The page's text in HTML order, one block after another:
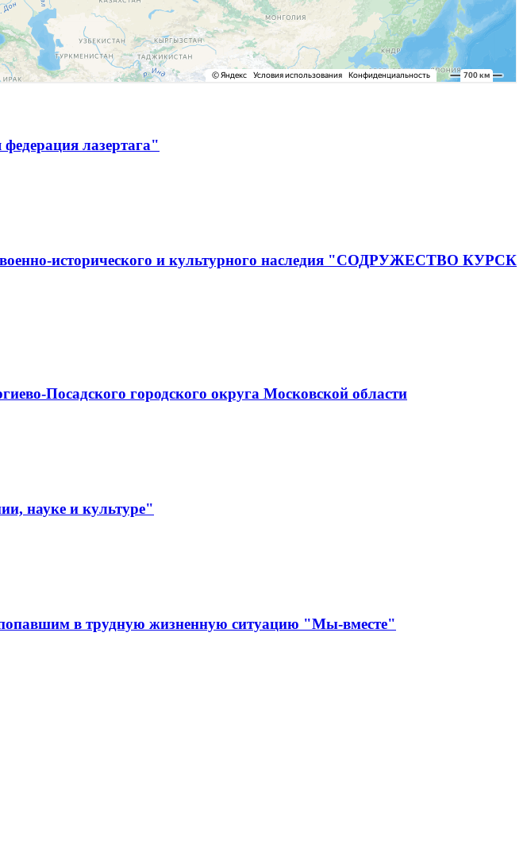
лазертага"
военно-исторического и культурного наследия "СОДРУЖЕСТВО КУРСК
Посадского городского округа Московской области
науке и культуре"
в трудную жизненную ситуацию "Мы-вместе"